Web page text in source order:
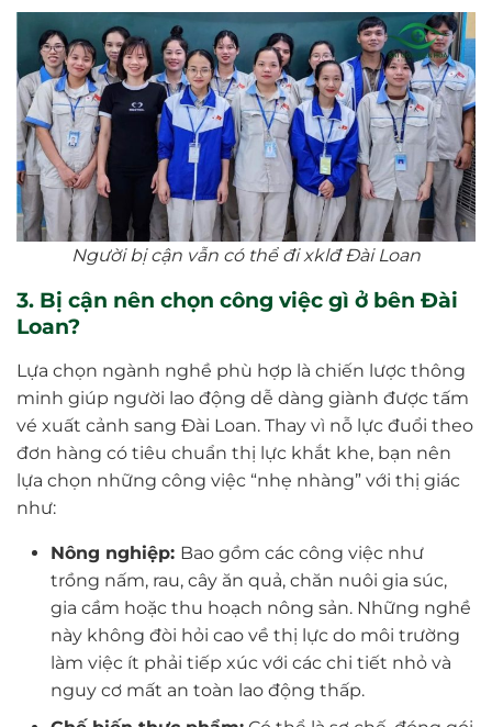
Người bị cận vẫn có thể đi xklđ Đài Loan
3. Bị cận nên chọn công việc gì ở bên Đài
Loan?
Lựa chọn ngành nghề phù hợp là chiến lược thông
minh giúp người lao động dễ dàng giành được tấm
vé xuất cảnh sang Đài Loan. Thay vì nỗ lực đuổi theo
đơn hàng có tiêu chuẩn thị lực khắt khe, bạn nên
lựa chọn những công việc “nhẹ nhàng” với thị giác
như:
Nông nghiệp: Bao gồm các công việc như
trồng nấm, rau, cây ăn quả, chăn nuôi gia súc,
gia cầm hoặc thu hoạch nông sản. Những nghề
này không đòi hỏi cao về thị lực do môi trường
làm việc ít phải tiếp xúc với các chi tiết nhỏ và
nguy cơ mất an toàn lao động thấp.